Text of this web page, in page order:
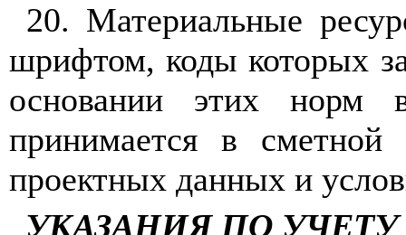
20. Материальные
шрифтом, коды которых
основании этих норм
принимается в сметной
проектных данных и
УКАЗАНИЯ ПО УЧЕТУ